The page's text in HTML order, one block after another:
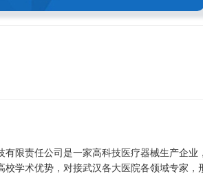
有限责任公司是一家高科技医疗器械生产企
校学术优势，对接武汉各大医院各领域专家